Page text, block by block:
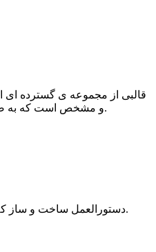
قالبی از مجموعه ی گسترده ای
و مشخص است که به صورت مستقل قابل استفاده است.
دستورالعمل ساخت و ساز که از مراجع ذیصلاح تهیه شده باشد.